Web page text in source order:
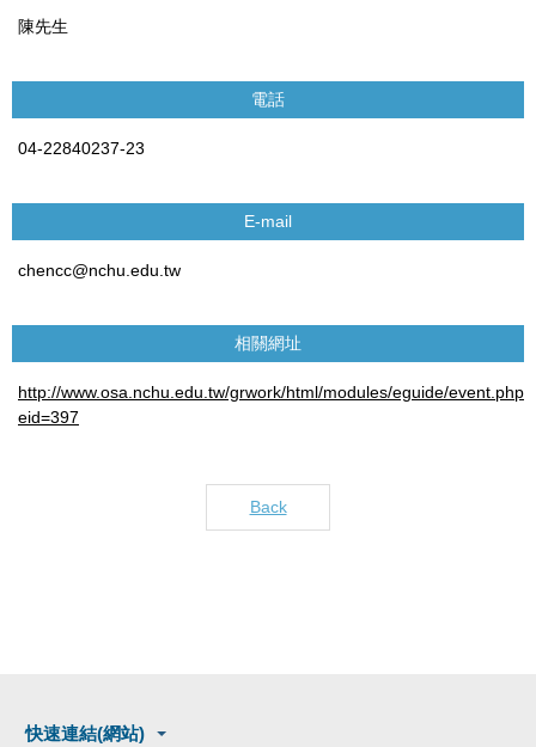
陳先生
電話
04-22840237-23
E-mail
chencc@nchu.edu.tw
相關網址
http://www.osa.nchu.edu.tw/grwork/html/modules/eguide/event.php?
eid=397
Back
快速連結(網站)